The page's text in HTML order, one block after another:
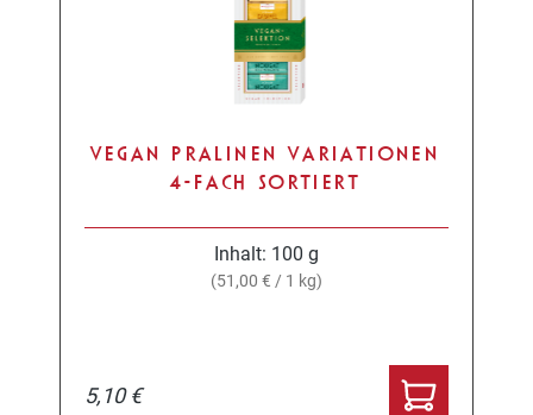
VEGAN PRALINEN VARIATIONEN
4-FACH SORTIERT
Inhalt: 100 g
(51,00 € / 1 kg)
5,10 €